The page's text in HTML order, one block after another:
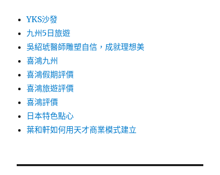
YKS沙發
九州5日旅遊
吳紹琥醫師雕塑自信，成就理想美
喜鴻九州
喜鴻假期評價
喜鴻旅遊評價
喜鴻評價
日本特色點心
葉和軒如何用天才商業模式建立